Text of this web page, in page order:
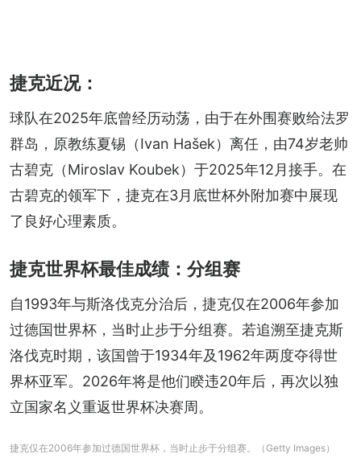
捷克近况：
球队在2025年底曾经历动荡，由于在外围赛败给法罗
群岛，原教练夏锡（Ivan Hašek）离任，由74岁老帅
古碧克（Miroslav Koubek）于2025年12月接手。在
古碧克的领军下，捷克在3月底世杯外附加赛中展现
了良好心理素质。
捷克世界杯最佳成绩：分组赛
自1993年与斯洛伐克分治后，捷克仅在2006年参加
过德国世界杯，当时止步于分组赛。若追溯至捷克斯
洛伐克时期，该国曾于1934年及1962年两度夺得世
界杯亚军。2026年将是他们睽违20年后，再次以独
立国家名义重返世界杯决赛周。
捷克仅在2006年参加过德国世界杯，当时止步于分组赛。（Getty Images）